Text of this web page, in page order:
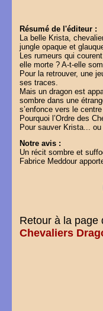
Résumé de l'éditeur :
La belle Krista,
jungle opaque et
Les rumeurs qui
elle morte ? A-t-elle
Pour la retrouver, une
ses traces.
Mais un dragon est
sombre dans une
s’enfonce vers le centre
Pourquoi l’Ordre des
Pour sauver Krista...
Notre avis :
Un récit sombre et
Fabrice Meddour
Retour à la page
Chevaliers